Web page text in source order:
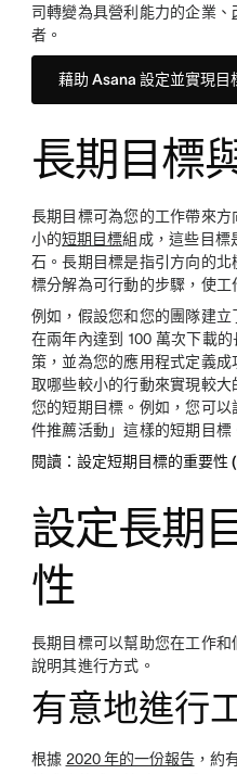
司轉變為具營利能力的企業、
者。
藉助 Asana 設定並實現目
長期目標
長期目標可為您的工作帶來
小的短期目標組成，這些目標
石。長期目標是指引方向的
標分解為可行動的步驟，使工
例如，假設您和您的團隊建
在兩年內達到 100 萬次下載
策，並為您的應用程式定義
取哪些較小的行動來實現較
您的短期目標。例如，您可
件推薦活動」這樣的短期目標
閱讀：設定短期目標的重要性
設定長期
性
長期目標可以幫助您在工作
說明其進行方式。
有意地進行
根據 2020 年的一份報告，約